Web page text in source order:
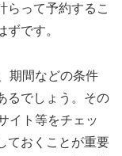
らって予約するこ
です。
期間などの条件
るでしょう。その
イト等をチェッ
ておくことが重要